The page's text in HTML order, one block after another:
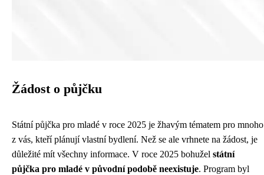
Žádost o půjčku
Státní půjčka pro mladé v roce 2025 je žhavým tématem pro mnoho
z vás, kteří plánují vlastní bydlení. Než se ale vrhnete na žádost, je
důležité mít všechny informace. V roce 2025 bohužel státní
půjčka pro mladé v původní podobě neexistuje. Program byl